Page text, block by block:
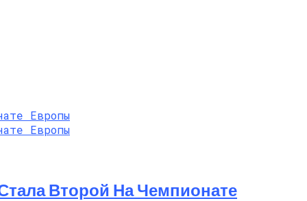
Второй На Чемпионате